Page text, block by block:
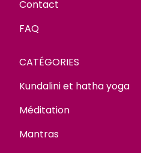
Contact
FAQ
CATÉGORIES
Kundalini et hatha yoga
Méditation
Mantras